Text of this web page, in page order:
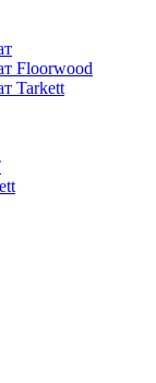
Floorwood
Tarkett